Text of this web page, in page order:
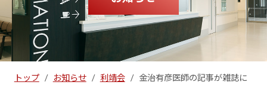
トップ/ お知らせ/ 利靖会/ 金治有彦医師の記事が雑誌に